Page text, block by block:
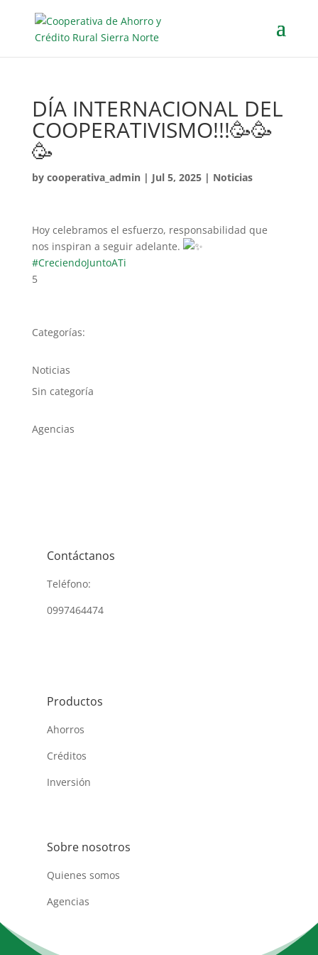
DÍA INTERNACIONAL DEL
COOPERATIVISMO!!!🥳🥳
🥳
by cooperativa_admin| Jul 5, 2025| Noticias
Hoy celebramos el esfuerzo, responsabilidad que
nos inspiran a seguir adelante.
#CreciendoJuntoATi
5
Categorías:
Noticias
Sin categoría
Agencias
Contáctanos
Teléfono:
0997464474
Productos
Ahorros
Créditos
Inversión
Sobre nosotros
Quienes somos
Agencias